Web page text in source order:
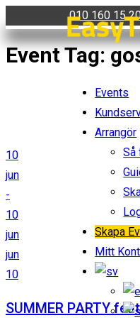
content
010 160 15
Events
Arrangör
Så
Skapa
Mitt
Event Tag:
10
jun
-
10
jun
jun
10
SUMMER PARTY